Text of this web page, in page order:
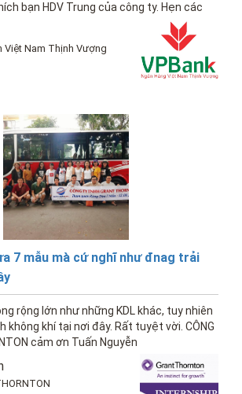
bạn HDV Trung của công ty. Hẹn các
Việt Nam Thịnh Vượng
7 mẫu mà cứ nghĩ như đnag trải
rộng lớn như những KDL khác, tuy nhiên
không khí tại nơi đây. Rất tuyệt vời. CÔNG
cảm ơn Tuấn Nguyễn